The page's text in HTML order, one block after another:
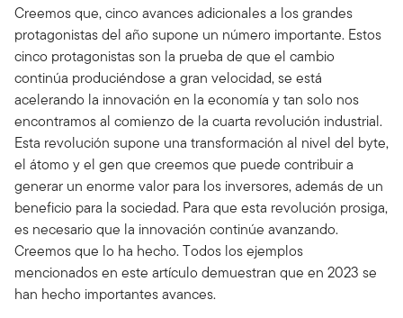
Creemos que, cinco avances adicionales a los grandes
protagonistas del año supone un número importante. Estos
cinco protagonistas son la prueba de que el cambio
continúa produciéndose a gran velocidad, se está
acelerando la innovación en la economía y tan solo nos
encontramos al comienzo de la cuarta revolución industrial.
Esta revolución supone una transformación al nivel del byte,
el átomo y el gen que creemos que puede contribuir a
generar un enorme valor para los inversores, además de un
beneficio para la sociedad. Para que esta revolución prosiga,
es necesario que la innovación continúe avanzando.
Creemos que lo ha hecho. Todos los ejemplos
mencionados en este artículo demuestran que en 2023 se
han hecho importantes avances.